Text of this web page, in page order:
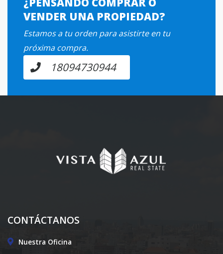
VENDER UNA PROPIEDAD?
Estamos a tu orden para asistirte en tu
próxima compra.
18094730944
CONTÁCTANOS
Nuestra Oficina